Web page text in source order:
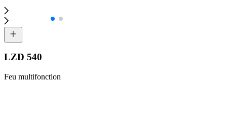
LZD 540
Feu multifonction